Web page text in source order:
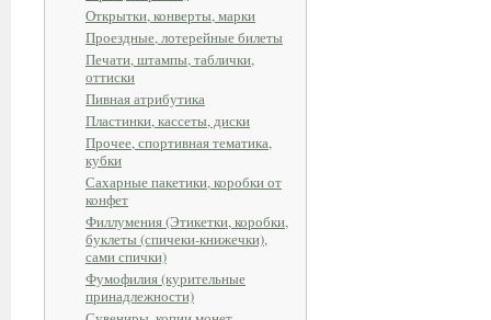
Открытки, конверты, марки
Проездные, лотерейные билеты
Печати, штампы, таблички,
оттиски
Пивная атрибутика
Пластинки, кассеты, диски
Прочее, спортивная тематика,
кубки
Сахарные пакетики, коробки от
конфет
Филлумения (Этикетки, коробки,
буклеты (спичеки-книжечки),
сами спички)
Фумофилия (курительные
принадлежности)